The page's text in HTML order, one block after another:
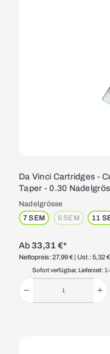
Da Vinci Cartridges -
Taper - 0.30
Nadelgrösse
7 SEM
9 SEM
(Diese 11
Ab33,31 €*
Nettopreis: 27,99 € | Ust.: 5,32 €
Sofort verfügbar, Lieferzeit: